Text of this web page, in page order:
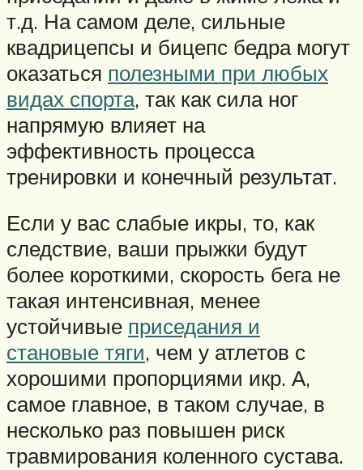
т.д. На самом деле, сильные
квадрицепсы и бицепс бедра могут
оказаться полезными при любых
видах спорта, так как сила ног
напрямую влияет на
эффективность процесса
тренировки и конечный результат.
Если у вас слабые икры, то, как
следствие, ваши прыжки будут
более короткими, скорость бега не
такая интенсивная, менее
устойчивые приседания и
становые тяги, чем у атлетов с
хорошими пропорциями икр. А,
самое главное, в таком случае, в
несколько раз повышен риск
травмирования коленного сустава.